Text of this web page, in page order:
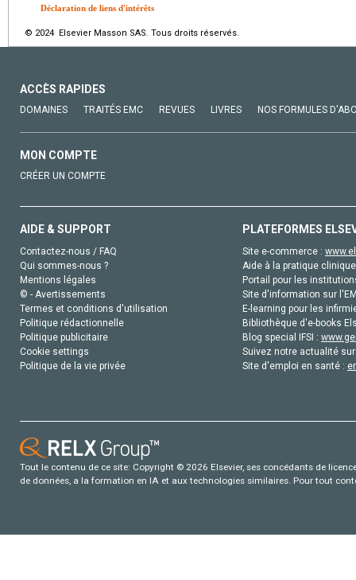
Déclaration de liens d'intérêts
© 2024 Elsevier Masson SAS. Tous droits réservés.
ACCÈS RAPIDES
DOMAINES TRAITÉS EMC REVUES LIVRES NOS FORMULES
MON COMPTE
CRÉER UN COMPTE
AIDE & SUPPORT
Contactez-nous / FAQ
Qui sommes-nous ?
Mentions légales
© - Avertissements
Termes et conditions d'utilisation
Politique rédactionnelle
Politique publicitaire
Cookie settings
Politique de la vie privée
PLATEFORMES
Site e-commerce :
Aide à la pratique
Portail pour les
Site d'information sur
E-learning pour les
Bibliothèque d'e-books
Blog special IFSI :
Suivez notre actualité
Site d'emploi en santé :
Tout le contenu de ce site: Copyright © 2026 Elsevier, ses concédants de
de données, a la formation en IA et aux technologies similaires. Pour tout